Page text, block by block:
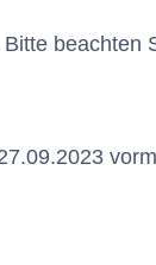
beachten